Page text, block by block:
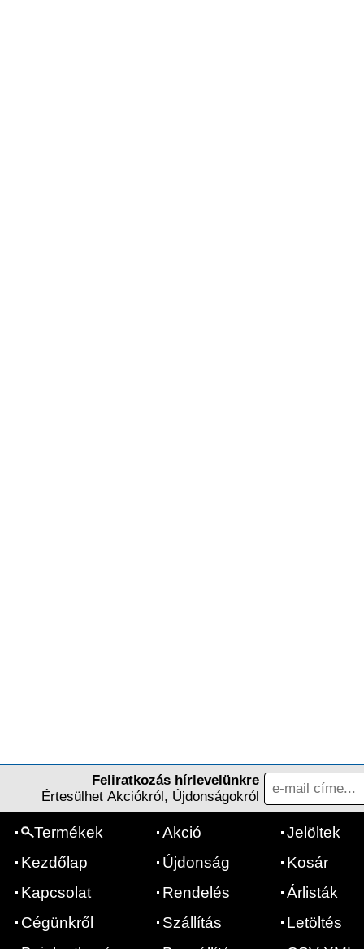
Feliratkozás hírlevelünkre
Értesülhet Akciókról, Újdonságokról
Termékek
Kezdőlap
Kapcsolat
Cégünkről
Akció
Újdonság
Rendelés
Szállítás
Jelöltek
Kosár
Árlisták
Letöltés